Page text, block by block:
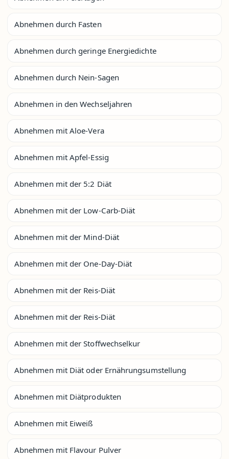
Abnehmen durch Fasten
Abnehmen durch geringe Energiedichte
Abnehmen durch Nein-Sagen
Abnehmen in den Wechseljahren
Abnehmen mit Aloe-Vera
Abnehmen mit Apfel-Essig
Abnehmen mit der 5:2 Diät
Abnehmen mit der Low-Carb-Diät
Abnehmen mit der Mind-Diät
Abnehmen mit der One-Day-Diät
Abnehmen mit der Reis-Diät
Abnehmen mit der Reis-Diät
Abnehmen mit der Stoffwechselkur
Abnehmen mit Diät oder Ernährungsumstellung
Abnehmen mit Diätprodukten
Abnehmen mit Eiweiß
Abnehmen mit Flavour Pulver